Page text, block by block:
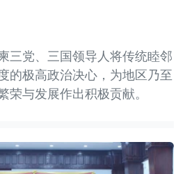
三党、三国领导人将传统睦邻
的极高政治决心，为地区乃至
荣与发展作出积极贡献。